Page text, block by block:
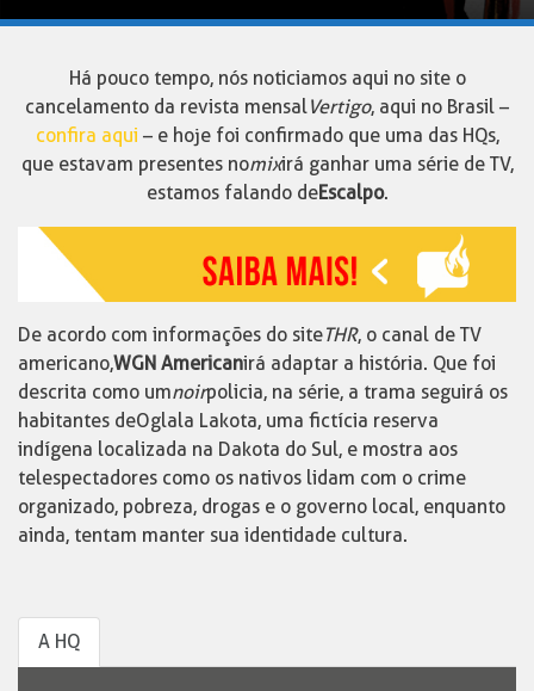
Há pouco tempo, nós noticiamos aqui no site o
cancelamento da revista mensalVertigo, aqui no Brasil –
confira aqui – e hoje foi confirmado que uma das HQs,
que estavam presentes nomixirá ganhar uma série de TV,
estamos falando deEscalpo.
De acordo com informações do siteTHR, o canal de TV
americano,WGN Americanirá adaptar a história. Que foi
descrita como umnoirpolicia, na série, a trama seguirá os
habitantes de Oglala Lakota, uma fictícia reserva
indígena localizada na Dakota do Sul, e mostra aos
telespectadores como os nativos lidam com o crime
organizado, pobreza, drogas e o governo local, enquanto
ainda, tentam manter sua identidade cultura.
A HQ